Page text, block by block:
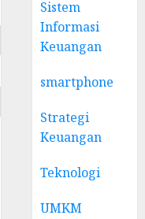
Sistem
Informasi
Keuangan
smartphone
Strategi
Keuangan
Teknologi
UMKM